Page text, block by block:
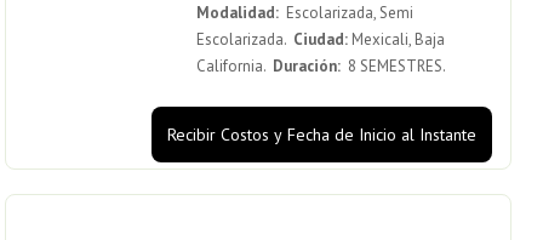
Modalidad:Escolarizada, Semi
Escolarizada. Ciudad:Mexicali, Baja
California. Duración:8 SEMESTRES.
Recibir Costos y Fecha de Inicio al Instante